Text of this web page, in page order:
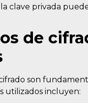
clave privada
de
son
utilizados incluyen: